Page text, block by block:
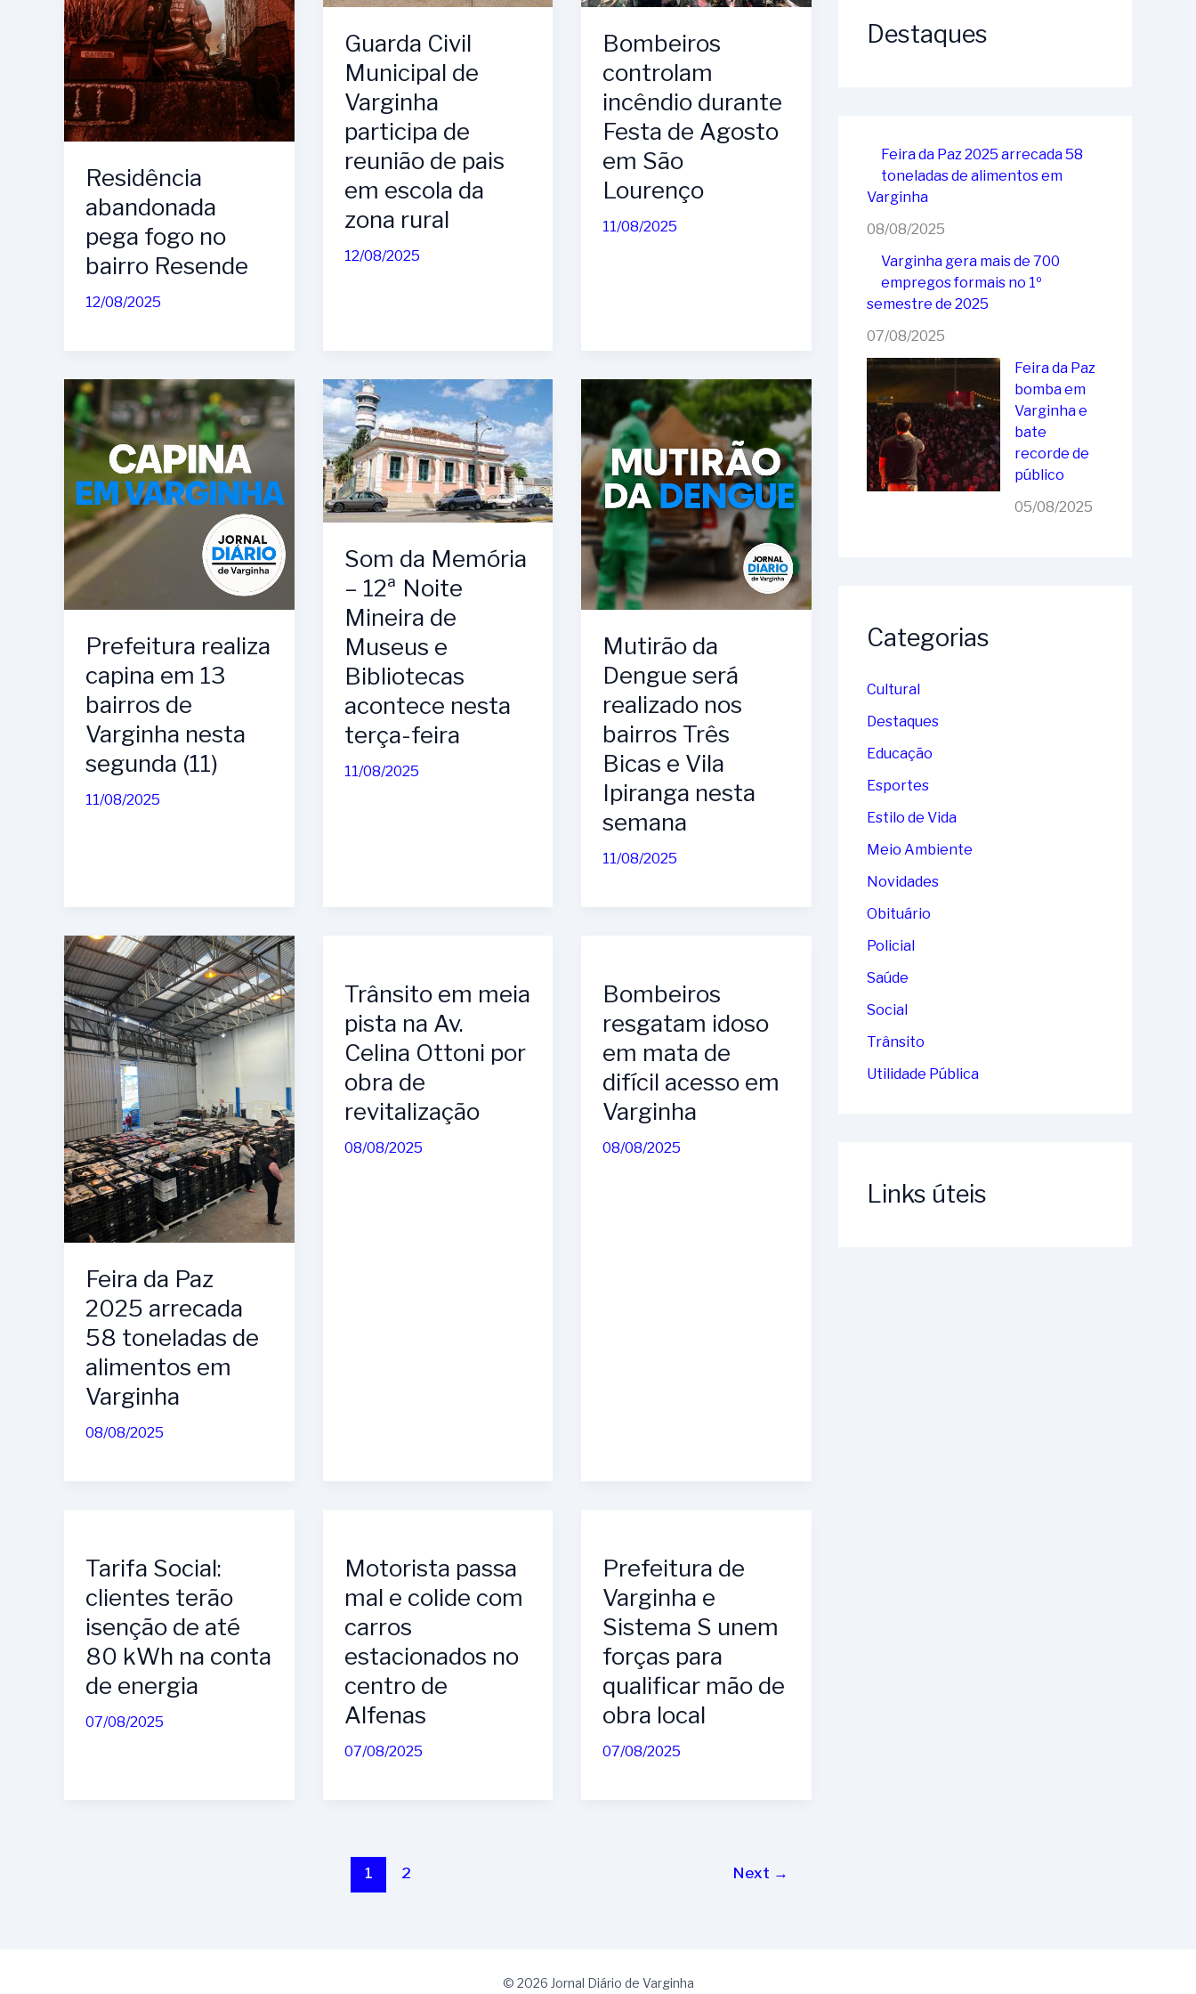
Residência
abandonada
pega fogo no
bairro Resende
12/08/2025
Guarda Civil
Municipal de
Varginha
participa de
reunião de pais
em escola da
zona rural
12/08/2025
Bombeiros
controlam
incêndio durante
Festa de Agosto
em São
Lourenço
11/08/2025
Prefeitura realiza
capina em 13
bairros de
Varginha nesta
segunda (11)
11/08/2025
Som da Memória
– 12ª Noite
Mineira de
Museus e
Bibliotecas
acontece nesta
terça-feira
11/08/2025
Mutirão da
Dengue será
realizado nos
bairros Três
Bicas e Vila
Ipiranga nesta
semana
11/08/2025
Feira da Paz
2025 arrecada
58 toneladas de
alimentos em
Varginha
08/08/2025
Trânsito em meia
pista na Av.
Celina Ottoni por
obra de
revitalização
08/08/2025
Bombeiros
resgatam idoso
em mata de
difícil acesso em
Varginha
08/08/2025
Tarifa Social:
clientes terão
isenção de até
80 kWh na conta
de energia
07/08/2025
Motorista passa
mal e colide com
carros
estacionados no
centro de
Alfenas
07/08/2025
Prefeitura de
Varginha e
Sistema S unem
forças para
qualificar mão de
obra local
07/08/2025
1 2 Next →
Destaques
Feira da Paz 2025 arrecada 58
toneladas de alimentos em
Varginha
08/08/2025
Varginha gera mais de 700
empregos formais no 1º
semestre de 2025
07/08/2025
Feira da Paz
bomba em
Varginha e
bate
recorde de
público
05/08/2025
Categorias
Cultural
Destaques
Educação
Esportes
Estilo de Vida
Meio Ambiente
Novidades
Obituário
Policial
Saúde
Social
Trânsito
Utilidade Pública
Links úteis
© 2026 Jornal Diário de Varginha